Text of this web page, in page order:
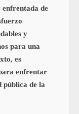
enfrentada de
y
para una
es
enfrentar
pública de la